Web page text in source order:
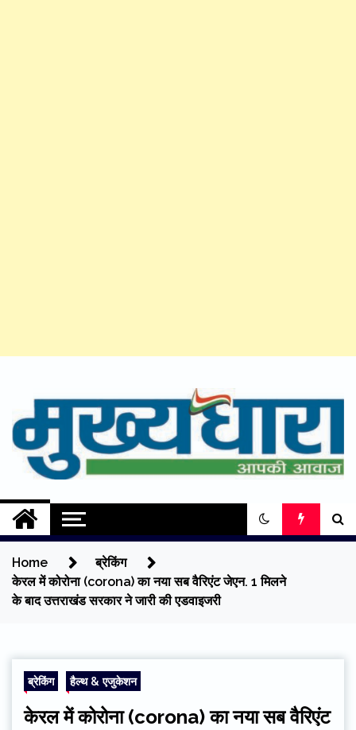
content
Mukhyadhara
Aapki Aawaz
Home
ब्रेकिंग
केरल में कोरोना (corona) का नया सब वैरिएंट जेएन. 1 मिलने
के बाद उत्तराखंड सरकार ने जारी की एडवाइजरी
ब्रेकिंग हैल्थ & एजुकेशन
केरल में कोरोना (corona) का नया सब वैरिएंट